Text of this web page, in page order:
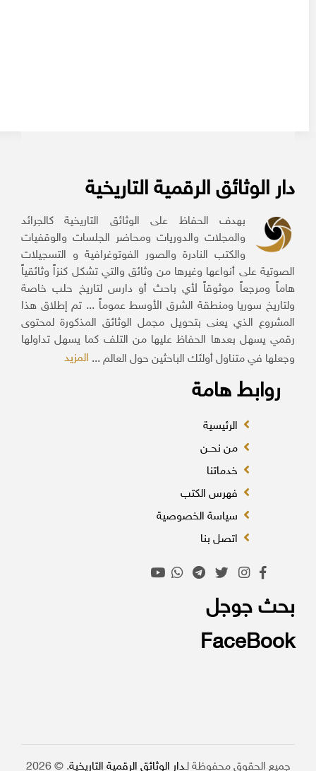
دار الوثائق الرقمية التاريخية
بهدف الحفاظ على الوثائق التاريخية كالجرائد
والمجلات والدوريات ومحاضر الجلسات والوقفيات
والكتب النادرة والصور الفوتوغرافية و التسجيلات
الصوتية على أنواعها وغيرها من وثائق والتي تشكل كنزاً وثائقياً
هاماً ومرجعاً موثوقاً لأي باحث أو دارس لتاريخ حلب خاصة
ولتاريخ سوريا ومنطقة الشرق الأوسط عموماً ... تم إطلاق هذا
المشروع الذي يعنى بتحويل مجمل الوثائق المذكورة لمحتوى
رقمي يسهل بعدها الحفاظ عليها من التلف كما يسهل تداولها
وجعلها في متناول أولئك الباحثين حول العالم ...المزيد
روابط هامة
الرئيسية
من نحــن
خدماتنا
فهرس الكتب
سياسة الخصوصية
اتصل بنا
بحث جوجل
FaceBook
جميع الحقوق محفوظة لـ دار الوثائق الرقمية التاريخية. © 2026